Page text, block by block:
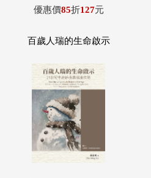
優惠價85折127元
百歲人瑞的生命啟示